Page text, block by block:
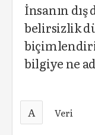
İnsanın
belirsizlik
bilgiye ne
A Veri